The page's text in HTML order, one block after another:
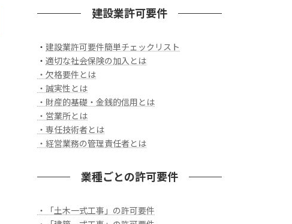
建設業許可要件
・建設業許可要件簡単チェックリスト
・適切な社会保険の加入とは
・欠格要件とは
・誠実性とは
・財産的基礎・金銭的信用とは
・営業所とは
・専任技術者とは
・経営業務の管理責任者とは
業種ごとの許可要件
・「土木一式工事」の許可要件